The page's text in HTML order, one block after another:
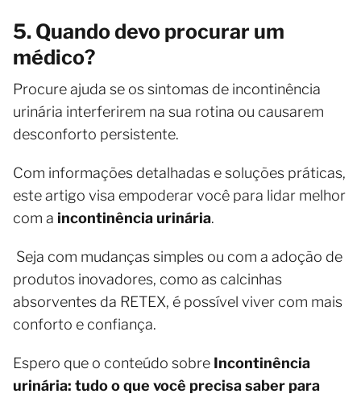
5. Quando devo procurar um
médico?
Procure ajuda se os sintomas de incontinência
urinária interferirem na sua rotina ou causarem
desconforto persistente.
Com informações detalhadas e soluções práticas,
este artigo visa empoderar você para lidar melhor
com a incontinência urinária.
Seja com mudanças simples ou com a adoção de
produtos inovadores, como as calcinhas
absorventes da RETEX, é possível viver com mais
conforto e confiança.
Espero que o conteúdo sobre Incontinência
urinária: tudo o que você precisa saber para